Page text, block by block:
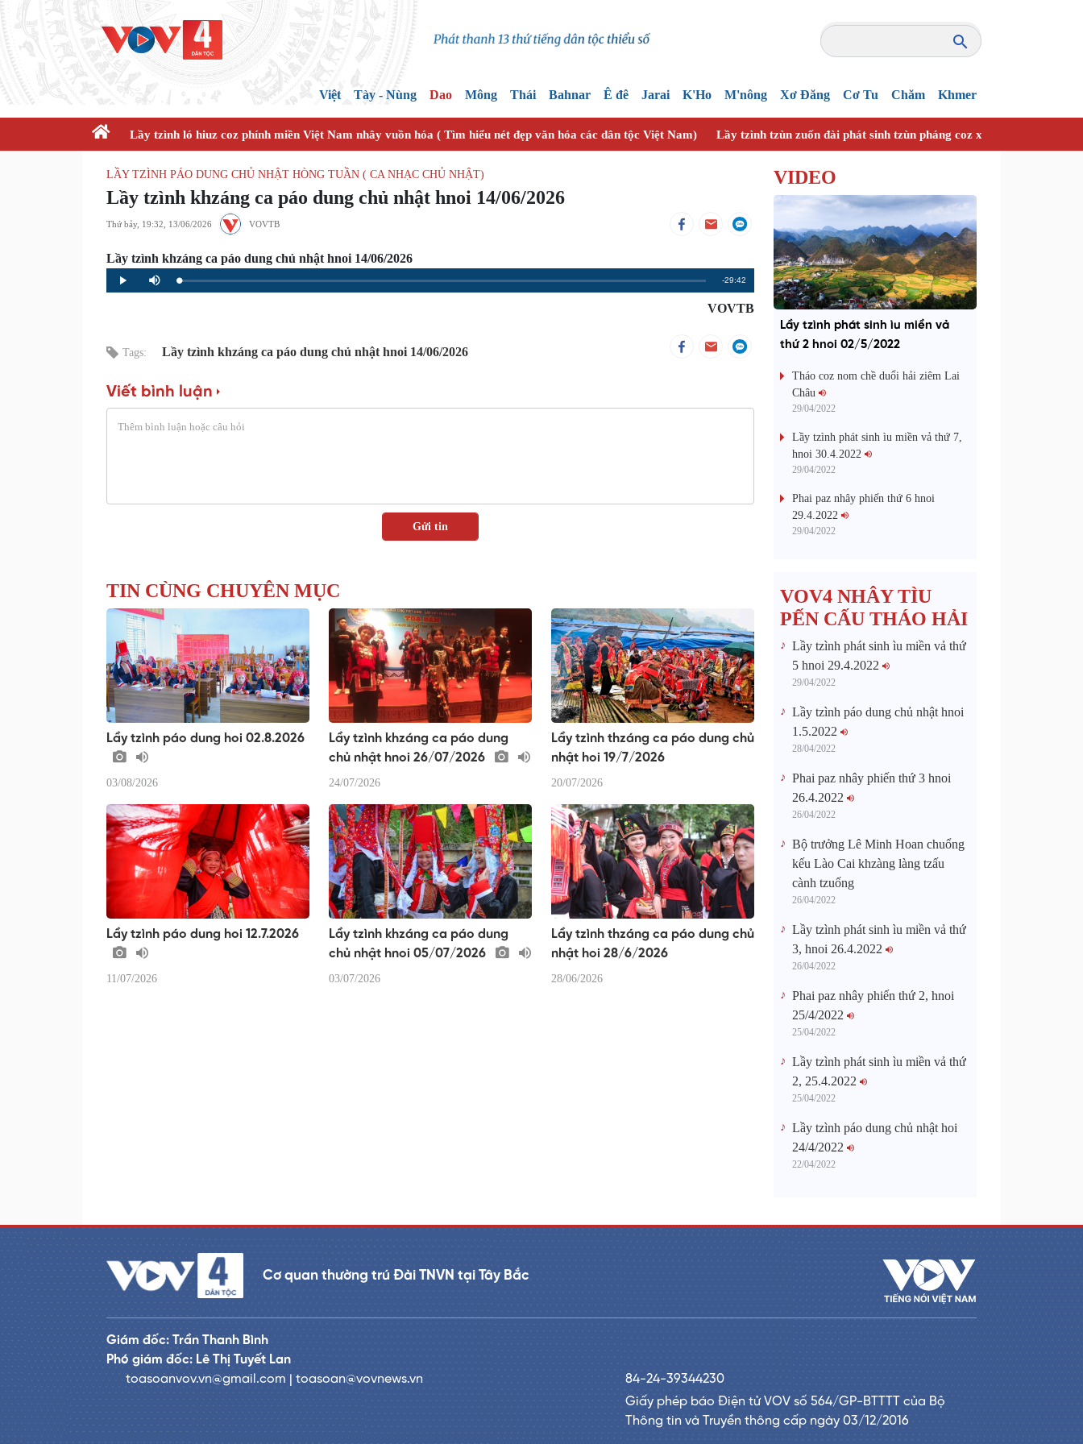
Việt Tày - Nùng Dao Mông Thái Bahnar Ê đê Jarai K'Ho M'nông Xơ Đăng Cơ Tu Chăm Khmer
Lầy tzình ló hiuz coz phính miền Việt Nam nhây vuồn hóa ( Tìm hiểu nét đẹp văn hóa các dân tộc Việt Nam) Lầy tzình tzùn zuốn đài phát sinh tzùn pháng coz xanhz nhây vuồn
LẦY TZÌNH PÁO DUNG CHỦ NHẬT HÒNG TUẦN ( CA NHẠC CHỦ NHẬT)
Lầy tzình khzáng ca páo dung chủ nhật hnoi 14/06/2026
Thứ bảy, 19:32, 13/06/2026 VOVTB
Lầy tzình khzáng ca páo dung chủ nhật hnoi 14/06/2026
Play Mute Loaded:
0%
Progress:
0%
Remaining
Time
-29:42
VOVTB
Tags: Lầy tzình khzáng ca páo dung chủ nhật hnoi 14/06/2026
Viết bình luận
TIN CÙNG CHUYÊN MỤC
Lầy tzình páo dung hoi 02.8.2026
03/08/2026
Lầy tzình khzáng ca páo dung
chủ nhật hnoi 26/07/2026
24/07/2026
Lầy tzình thzáng ca páo dung chủ
nhật hoi 19/7/2026
20/07/2026
Lầy tzình páo dung hoi 12.7.2026
11/07/2026
Lầy tzình khzáng ca páo dung
chủ nhật hnoi 05/07/2026
03/07/2026
Lầy tzình thzáng ca páo dung chủ
nhật hoi 28/6/2026
28/06/2026
VIDEO
Lầy tzình phát sinh ìu miền vả
thứ 2 hnoi 02/5/2022
Tháo coz nom chề duổi hải ziêm Lai
Châu
29/04/2022
Lầy tzình phát sinh ìu miền vả thứ 7,
hnoi 30.4.2022
29/04/2022
Phai paz nhây phiến thứ 6 hnoi
29.4.2022
29/04/2022
VOV4 NHÂY TÌU
PẾN CẤU THÁO HẢI
Lầy tzình phát sinh ìu miền vả thứ
5 hnoi 29.4.2022
29/04/2022
Lầy tzình páo dung chủ nhật hnoi
1.5.2022
28/04/2022
Phai paz nhây phiến thứ 3 hnoi
26.4.2022
26/04/2022
Bộ trưởng Lê Minh Hoan chuổng
kếu Lào Cai khzàng làng tzấu
cành tzuống​
26/04/2022
Lầy tzình phát sinh ìu miền vả thứ
3, hnoi 26.4.2022
26/04/2022
Phai paz nhây phiến thứ 2, hnoi
25/4/2022
25/04/2022
Lầy tzình phát sinh ìu miền vả thứ
2, 25.4.2022
25/04/2022
Lầy tzình páo dung chủ nhật hoi
24/4/2022
22/04/2022
Cơ quan thường trú Đài TNVN tại Tây Bắc
Giám đốc: Trần Thanh Bình
Phó giám đốc: Lê Thị Tuyết Lan
toasoanvov.vn@gmail.com | toasoan@vovnews.vn
84-24-39344230
Giấy phép báo Điện tử VOV số 564/GP-BTTTT của Bộ
Thông tin và Truyền thông cấp ngày 03/12/2016